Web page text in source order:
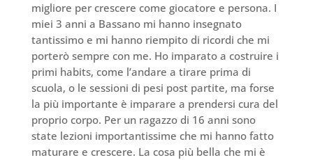
migliore per crescere come giocatore e persona. I
miei 3 anni a Bassano mi hanno insegnato
tantissimo e mi hanno riempito di ricordi che mi
porterò sempre con me. Ho imparato a costruire i
primi habits, come l’andare a tirare prima di
scuola, o le sessioni di pesi post partite, ma forse
la più importante è imparare a prendersi cura del
proprio corpo. Per un ragazzo di 16 anni sono
state lezioni importantissime che mi hanno fatto
maturare e crescere. La cosa più bella che mi è